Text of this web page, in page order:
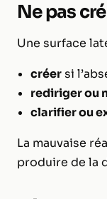
Ne pas
Une surface
créersi
rediriger ou
clarifier ou
La mauvaise
produire de la